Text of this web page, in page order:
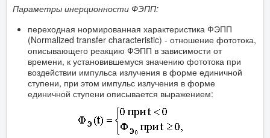
Параметры инерционности ФЭПП:
переходная нормированная характеристика ФЭПП
(Normalized transfer characteristic) - отношение фототока,
описывающего реакцию ФЭПП в зависимости от
времени, к установившемуся значению фототока при
воздействии импульса излучения в форме единичной
ступени, при этом импульс излучения в форме
единичной ступени описывается выражением: